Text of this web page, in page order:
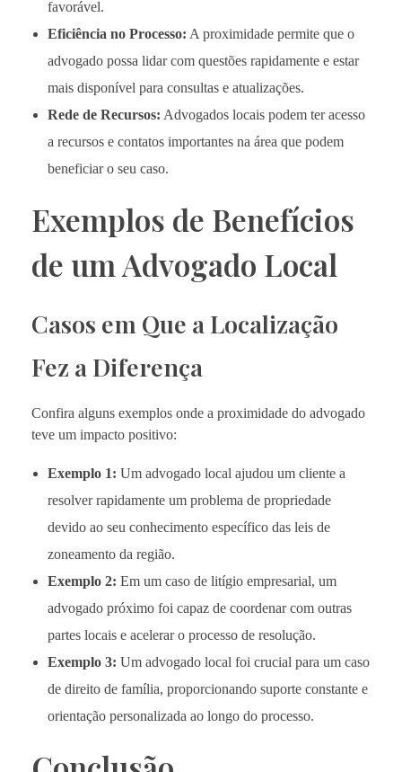
favorável.
Eficiência no Processo: A proximidade permite que o
advogado possa lidar com questões rapidamente e estar
mais disponível para consultas e atualizações.
Rede de Recursos: Advogados locais podem ter acesso
a recursos e contatos importantes na área que podem
beneficiar o seu caso.
Exemplos de Benefícios
de um Advogado Local
Casos em Que a Localização
Fez a Diferença
Confira alguns exemplos onde a proximidade do advogado
teve um impacto positivo:
Exemplo 1: Um advogado local ajudou um cliente a
resolver rapidamente um problema de propriedade
devido ao seu conhecimento específico das leis de
zoneamento da região.
Exemplo 2: Em um caso de litígio empresarial, um
advogado próximo foi capaz de coordenar com outras
partes locais e acelerar o processo de resolução.
Exemplo 3: Um advogado local foi crucial para um caso
de direito de família, proporcionando suporte constante e
orientação personalizada ao longo do processo.